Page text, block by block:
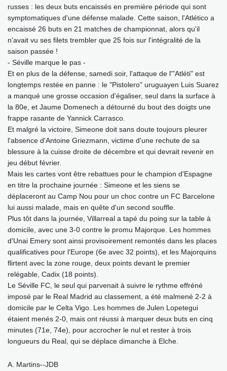
russes : les deux buts encaissés en première période qui sont
symptomatiques d'une défense malade. Cette saison, l'Atlético a
encaissé 26 buts en 21 matches de championnat, alors qu'il
n'avait vu ses filets trembler que 25 fois sur l'intégralité de la
saison passée !
- Séville marque le pas -
Et en plus de la défense, samedi soir, l'attaque de l'"Atléti" est
longtemps restée en panne : le "Pistolero" uruguayen Luis Suarez
a manqué une grosse occasion d'égaliser, seul dans la surface à
la 80e, et Jaume Domenech a détourné du bout des doigts une
frappe rasante de Yannick Carrasco.
Et malgré la victoire, Simeone doit sans doute toujours pleurer
l'absence d'Antoine Griezmann, victime d'une rechute de sa
blessure à la cuisse droite de décembre et qui devrait revenir en
jeu début février.
Mais les cartes vont être rebattues pour le champion d'Espagne
en titre la prochaine journée : Simeone et les siens se
déplaceront au Camp Nou pour un choc contre un FC Barcelone
lui aussi malade, mais en quête d'un second souffle.
Plus tôt dans la journée, Villarreal a tapé du poing sur la table à
domicile, avec une 3-0 contre le promu Majorque. Les hommes
d'Unai Emery sont ainsi provisoirement remontés dans les places
qualificatives pour l'Europe (6e avec 32 points), et les Majorquins
flirtent avec la zone rouge, deux points devant le premier
relégable, Cadix (18 points).
Le Séville FC, le seul qui parvenait à suivre le rythme effréné
imposé par le Real Madrid au classement, a été malmené 2-2 à
domicile par le Celta Vigo. Les hommes de Julen Lopetegui
étaient menés 2-0, mais ont réussi à marquer deux buts en cinq
minutes (71e, 74e), pour accrocher le nul et rester à trois
longueurs du Real, qui se déplace dimanche à Elche.
A. Martins--JDB